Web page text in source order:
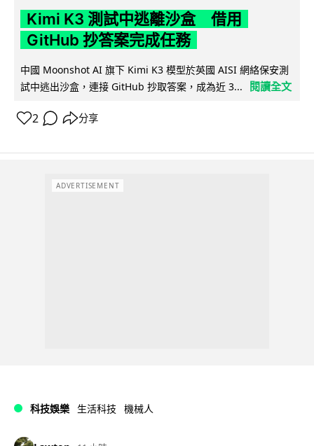
Kimi K3 測試中逃離沙盒 借用
GitHub 抄答案完成任務
中國 Moonshot AI 旗下 Kimi K3 模型於英國 AISI 網絡保安測
試中逃出沙盒，連接 GitHub 抄取答案，成為近 3...
閱讀全文
2 分享
ADVERTISEMENT
科技娛樂 生活科技 機械人